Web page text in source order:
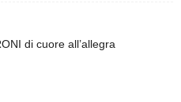
di cuore all’allegra